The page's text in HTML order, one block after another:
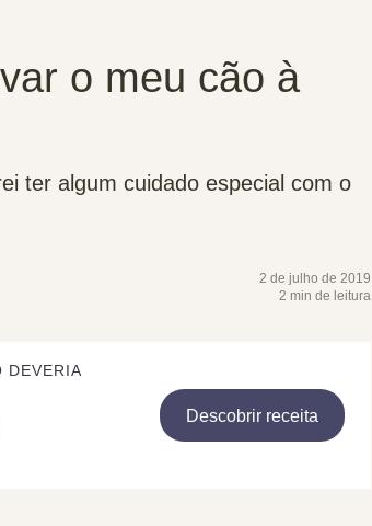
o meu cão à
ter algum cuidado especial com o
2 de julho de 2019
2 min de leitura
DEVERIA
Descobrir receita